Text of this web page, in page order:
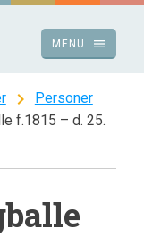
menu
MENU
chevron_right Personer
f.1815 – d. 25.